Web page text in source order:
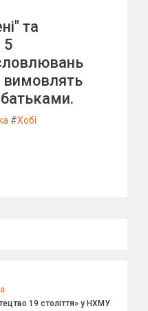
та
5
вимовлять
#Хобі
19 століття» у НХМУ